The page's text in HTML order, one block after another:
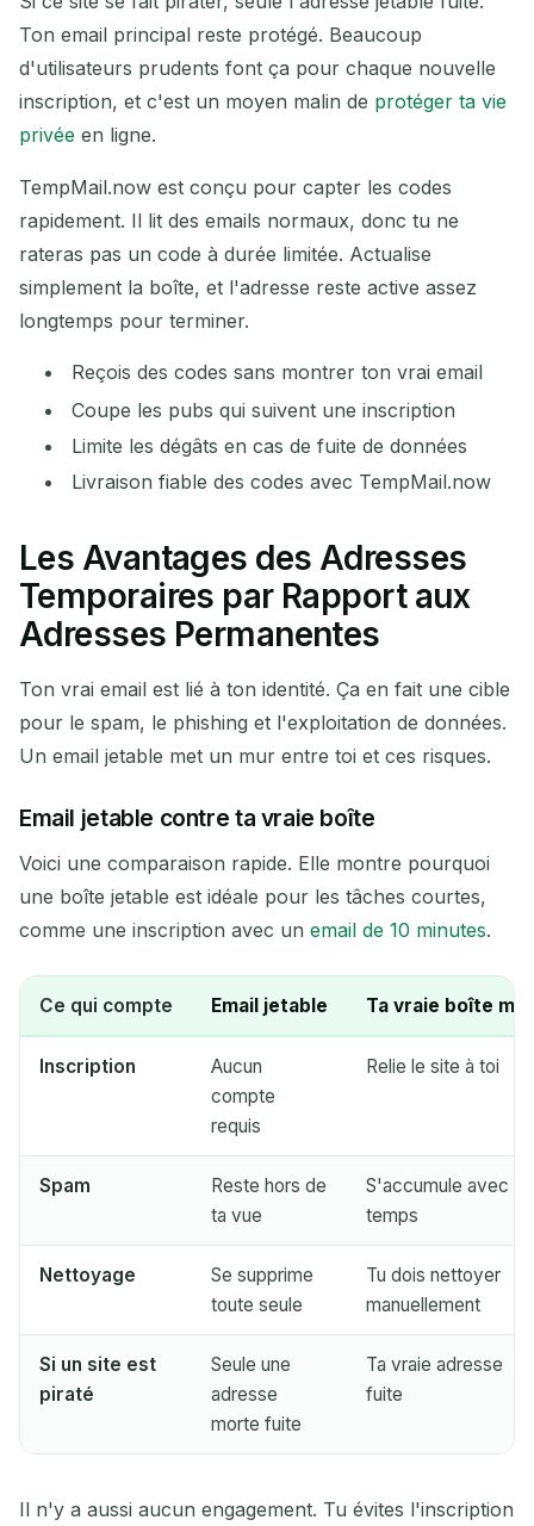
Ton email principal reste protégé. Beaucoup
d'utilisateurs prudents font ça pour chaque nouvelle
inscription, et c'est un moyen malin de protéger ta vie
privée en ligne.
TempMail.now est conçu pour capter les codes
rapidement. Il lit des emails normaux, donc tu ne
rateras pas un code à durée limitée. Actualise
simplement la boîte, et l'adresse reste active assez
longtemps pour terminer.
Reçois des codes sans montrer ton vrai email
Coupe les pubs qui suivent une inscription
Limite les dégâts en cas de fuite de données
Livraison fiable des codes avec TempMail.now
Les Avantages des Adresses
Temporaires par Rapport aux
Adresses Permanentes
Ton vrai email est lié à ton identité. Ça en fait une cible
pour le spam, le phishing et l'exploitation de données.
Un email jetable met un mur entre toi et ces risques.
Email jetable contre ta vraie boîte
Voici une comparaison rapide. Elle montre pourquoi
une boîte jetable est idéale pour les tâches courtes,
comme une inscription avec un email de 10 minutes.
Ce qui compte Email jetable Ta vraie boîte mail
Inscription
Aucun
compte
requis
Relie le site à toi
Spam
Reste hors de
ta vue
S'accumule avec le
temps
Nettoyage
Se supprime
toute seule
Tu dois nettoyer
manuellement
Si un site est
piraté
Seule une
adresse
morte fuite
Ta vraie adresse
fuite
Il n'y a aussi aucun engagement. Tu évites l'inscription